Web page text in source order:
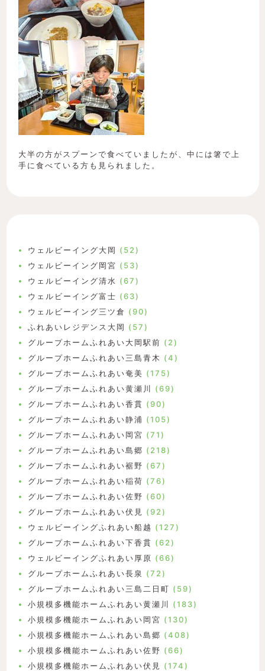
大半の方がスプーンで食べていましたが、中には箸で上
手に食べている方も見られました。
ウェルビーイング大岡 (52)
ウェルビーイング岡宮 (53)
ウェルビーイング清水 (67)
ウェルビーイング富士 (63)
ウェルビーイング三ツ倉 (90)
ふれあいレジデンス大岡 (57)
グループホームふれあい大岡駅前 (2)
グループホームふれあい三島青木 (4)
グループホームふれあい奄美 (175)
グループホームふれあい黄瀬川 (69)
グループホームふれあい香貫 (90)
グループホームふれあい静浦 (105)
グループホームふれあい岡宮 (71)
グループホームふれあい島郷 (218)
グループホームふれあい裾野 (67)
グループホームふれあい稲荷 (76)
グループホームふれあい佐野 (60)
グループホームふれあい伏見
(92)
ウェルビーイングふれあい船越 (127)
グループホームふれあい下香貫 (62)
ウェルビーイングふれあい厚原 (66)
グループホームふれあい長泉 (72)
グループホームふれあい三島二日町 (59)
小規模多機能ホームふれあい黄瀬川 (183)
小規模多機能ホームふれあい岡宮 (130)
小規模多機能ホームふれあい島郷 (408)
小規模多機能ホームふれあい佐野 (66)
小規模多機能ホームふれあい伏見
(174)